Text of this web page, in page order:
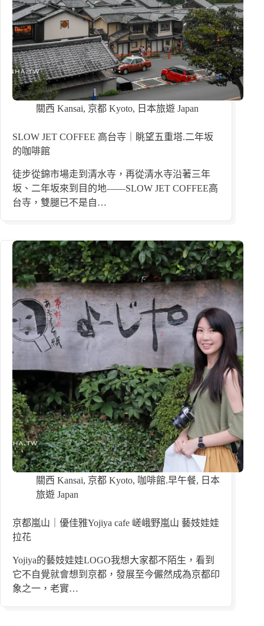
關西 Kansai, 京都 Kyoto, 日本旅遊 Japan
SLOW JET COFFEE 高台寺｜眺望五重塔.二年坂
的咖啡館
徒步從錦市場走到清水寺，再從清水寺沿著三年
坂、二年坂來到目的地——SLOW JET COFFEE高
台寺，雙腿已不是自…
關西 Kansai, 京都 Kyoto, 咖啡館.早午餐, 日本
旅遊 Japan
京都嵐山｜優佳雅Yojiya cafe 嵯峨野嵐山 藝妓娃娃
拉花
Yojiya的藝妓娃娃LOGO我想大家都不陌生，看到
它不自覺就會想到京都，發展至今儼然成為京都印
象之一，老實…